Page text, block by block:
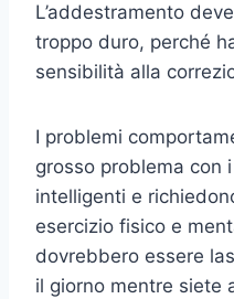
L’addestramento
troppo duro, perché
sensibilità alla
I problemi
grosso problema con
intelligenti e
esercizio fisico e
dovrebbero essere
il giorno mentre siete